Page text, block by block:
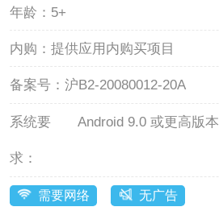
年龄： 5+
内购： 提供应用内购买项目
备案号： 沪B2-20080012-20A
系统要
求：
Android 9.0 或更高版本
需要网络 无广告